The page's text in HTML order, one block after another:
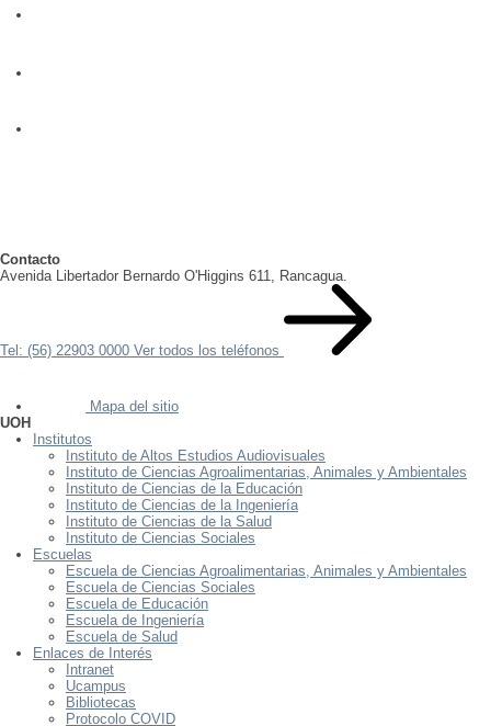
Contacto
Avenida Libertador Bernardo O'Higgins 611, Rancagua.
Tel: (56) 22903 0000 Ver todos los teléfonos
Mapa del sitio
UOH
Institutos
Instituto de Altos Estudios Audiovisuales
Instituto de Ciencias Agroalimentarias, Animales y Ambientales
Instituto de Ciencias de la Educación
Instituto de Ciencias de la Ingeniería
Instituto de Ciencias de la Salud
Instituto de Ciencias Sociales
Escuelas
Escuela de Ciencias Agroalimentarias, Animales y Ambientales
Escuela de Ciencias Sociales
Escuela de Educación
Escuela de Ingeniería
Escuela de Salud
Enlaces de Interés
Intranet
Ucampus
Bibliotecas
Protocolo COVID